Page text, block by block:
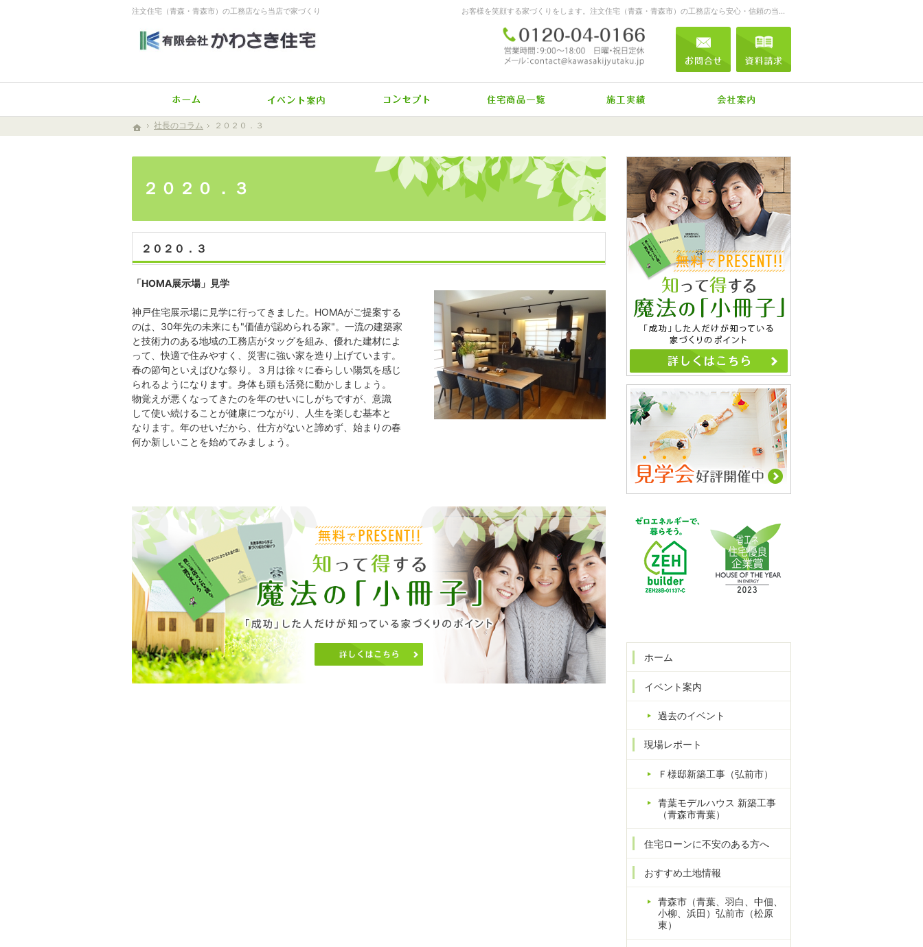
ホーム
社長のコラム ２０２０．３
２０２０．３
お客様を笑顔する家づくりをします。注文住宅（青森・青森市）の工務店なら安心・信頼の当店へ。
注文住宅（青森・青森市）の工務店なら当店で家づくり
２０２０．３
「HOMA展示場」見学
神戸住宅展示場に見学に行ってきました。HOMAがご提案する
のは、30年先の未来にも"価値が認められる家"。一流の建築家
と技術力のある地域の工務店がタッグを組み、優れた建材によ
って、快適で住みやすく、災害に強い家を造り上げています。
春の節句といえばひな祭り。３月は徐々に春らしい陽気を感じ
られるようになります。身体も頭も活発に動かしましょう。
物覚えが悪くなってきたのを年のせいにしがちですが、意識
して使い続けることが健康につながり、人生を楽しむ基本と
なります。年のせいだから、仕方がないと諦めず、始まりの春
何か新しいことを始めてみましょう。
ホーム
イベント案内
過去のイベント
現場レポート
Ｆ様邸新築工事（弘前市）
青葉モデルハウス 新築工事
（青森市青葉）
住宅ローンに不安のある方へ
おすすめ土地情報
青森市（青葉、羽白、中佃、
小柳、浜田）弘前市（松原
東）
0120-04-0166
営業時間
9:00～18:00
定休日
日曜
祝日
メール お問合せ
ホーム
社長のコラム ２０２０．３